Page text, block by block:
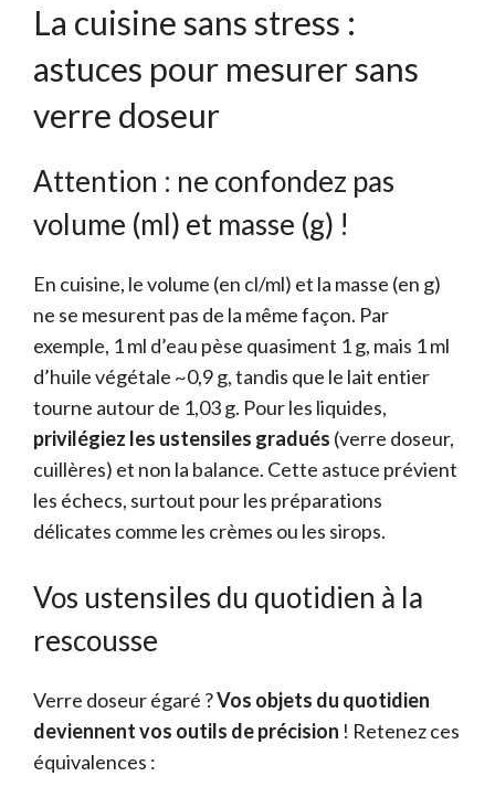
La cuisine sans stress :
astuces pour mesurer sans
verre doseur
Attention : ne confondez pas
volume (ml) et masse (g) !
En cuisine, le volume (en cl/ml) et la masse (en g)
ne se mesurent pas de la même façon. Par
exemple, 1 ml d’eau pèse quasiment 1 g, mais 1 ml
d’huile végétale ~0,9 g, tandis que le lait entier
tourne autour de 1,03 g. Pour les liquides,
privilégiez les ustensiles gradués (verre doseur,
cuillères) et non la balance. Cette astuce prévient
les échecs, surtout pour les préparations
délicates comme les crèmes ou les sirops.
Vos ustensiles du quotidien à la
rescousse
Verre doseur égaré ?Vos objets du quotidien
deviennent vos outils de précision ! Retenez ces
équivalences :